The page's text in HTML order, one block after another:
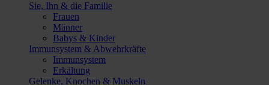
Sie, Ihn & die Familie
Frauen
Männer
Babys & Kinder
Immunsystem & Abwehrkräfte
Immunsystem
Erkältung
Gelenke, Knochen & Muskeln